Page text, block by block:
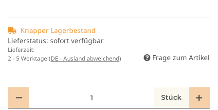
Knapper Lagerbestand
Lieferstatus: sofort verfügbar
Lieferzeit:
2 - 5 Werktage (DE - Ausland abweichend) Frage zum Artikel
Stück